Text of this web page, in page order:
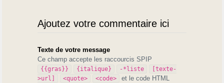
Ajoutez votre commentaire ici
Texte de votre message
Ce champ accepte les raccourcis SPIP
{{gras}} {italique} -*liste
[texte-
>url]
<quote> <code> et le code HTML